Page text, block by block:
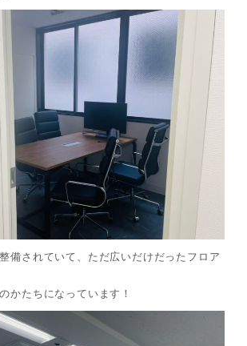
備されていて、ただ広いだけだったフロア
かたちになっています！